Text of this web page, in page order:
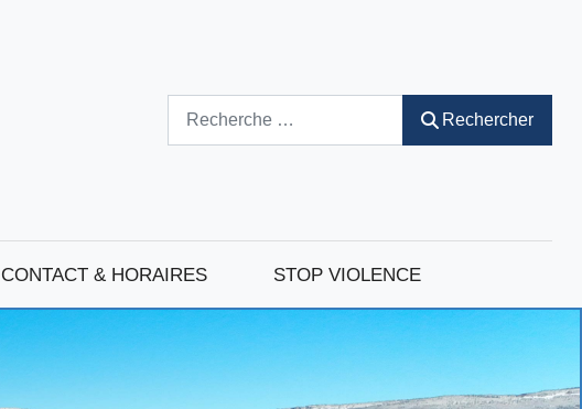
Rechercher
CONTACT & HORAIRES STOP VIOLENCE